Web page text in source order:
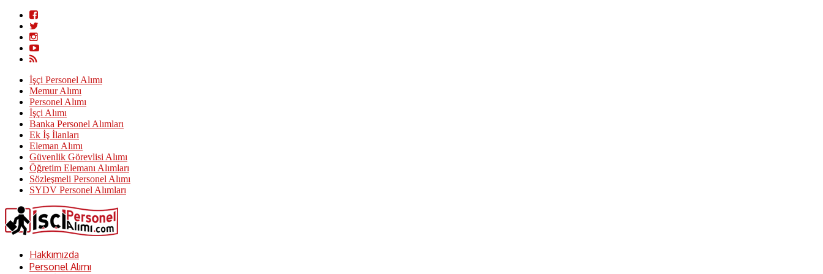
İşçi Personel Alımı
Memur Alımı
Personel Alımı
İşçi Alımı
Banka Personel Alımları
Ek İş İlanları
Eleman Alımı
Güvenlik Görevlisi Alımı
Öğretim Elemanı Alımları
Sözleşmeli Personel Alımı
SYDV Personel Alımları
Hakkımızda
Personel Alımı